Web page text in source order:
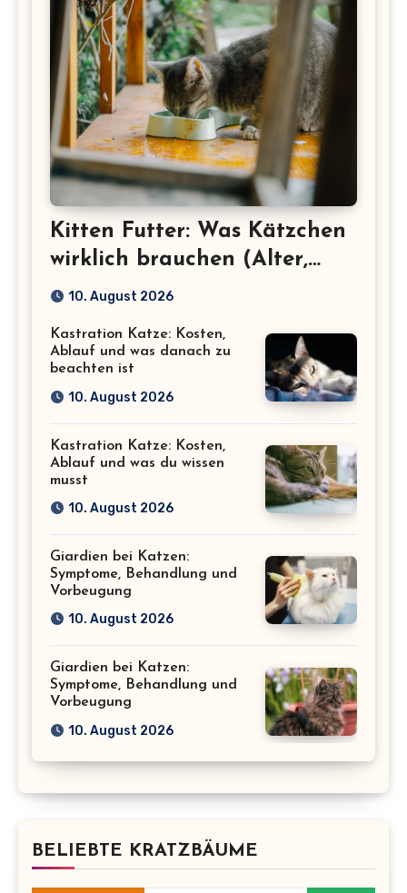
Kitten Futter: Was Kätzchen
wirklich brauchen (Alter,
Menge, Inhaltsstoffe)
10. August 2026
Kastration Katze: Kosten,
Ablauf und was danach zu
beachten ist
10. August 2026
Kastration Katze: Kosten,
Ablauf und was du wissen
musst
10. August 2026
Giardien bei Katzen:
Symptome, Behandlung und
Vorbeugung
10. August 2026
Giardien bei Katzen:
Symptome, Behandlung und
Vorbeugung
10. August 2026
BELIEBTE KRATZBÄUME